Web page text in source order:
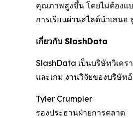
คุณภาพสูงขึ้น โดยไม่ต้องแ
การเรียนผ่านสไลด์นำเสน
เกี่ยวกับ SlashData
SlashData เป็นบริษัทวิเค
และเกม งานวิจัยของบริษัท
Tyler Crumpler
รองประธานฝ่ายการตลาด